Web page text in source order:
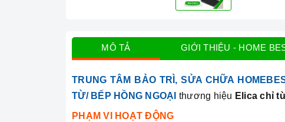
MÔ TẢ GIỚI THIỆU - HOME
TRUNG TÂM BẢO TRÌ, SỬA CHỮA
TỪ/ BẾP HỒNG NGOẠI thương hiệu Elica chỉ
PHẠM VI HOẠT ĐỘNG